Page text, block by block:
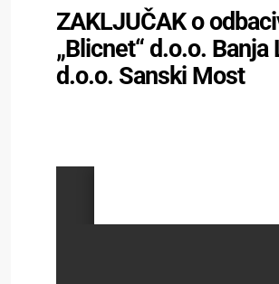
ZAKLJUČAK o
„Blicnet“ d.o.o.
d.o.o. Sanski Most